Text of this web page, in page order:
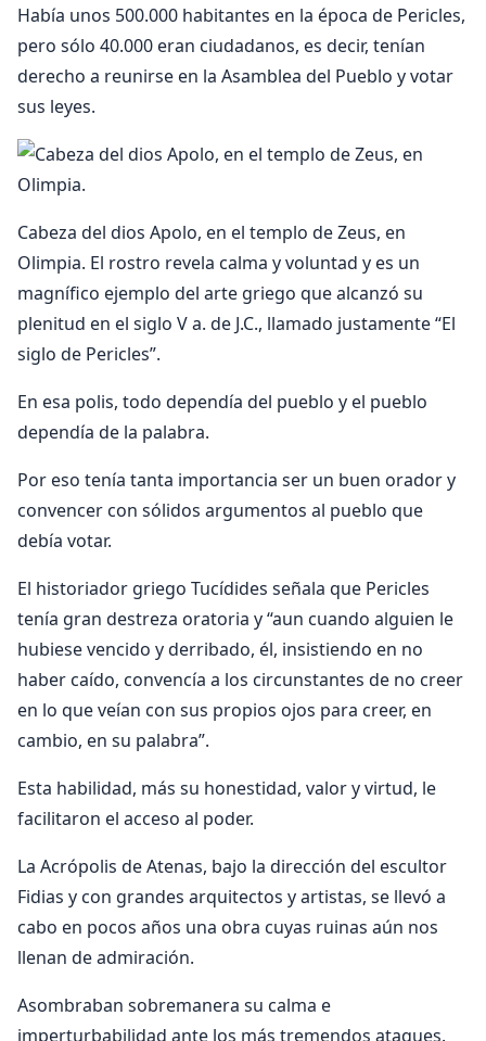
Había unos 500.000 habitantes en la época de Pericles,
pero sólo 40.000 eran ciudadanos, es decir, tenían
derecho a reunirse en la Asamblea del Pueblo y votar
sus leyes.
Cabeza del dios Apolo, en el templo de Zeus, en
Olimpia. El rostro revela calma y voluntad y es un
magnífico ejemplo del arte griego que alcanzó su
plenitud en el siglo V a. de J.C., llamado justamente “El
siglo de Pericles”.
En esa polis, todo dependía del pueblo y el pueblo
dependía de la palabra.
Por eso tenía tanta importancia ser un buen orador y
convencer con sólidos argumentos al pueblo que
debía votar.
El historiador griego Tucídides señala que Pericles
tenía gran destreza oratoria y “aun cuando alguien le
hubiese vencido y derribado, él, insistiendo en no
haber caído, convencía a los circunstantes de no creer
en lo que veían con sus propios ojos para creer, en
cambio, en su palabra”.
Esta habilidad, más su honestidad, valor y virtud, le
facilitaron el acceso al poder.
La Acrópolis de Atenas, bajo la dirección del escultor
Fidias y con grandes arquitectos y artistas, se llevó a
cabo en pocos años una obra cuyas ruinas aún nos
llenan de admiración.
Asombraban sobremanera su calma e
imperturbabilidad ante los más tremendos ataques.